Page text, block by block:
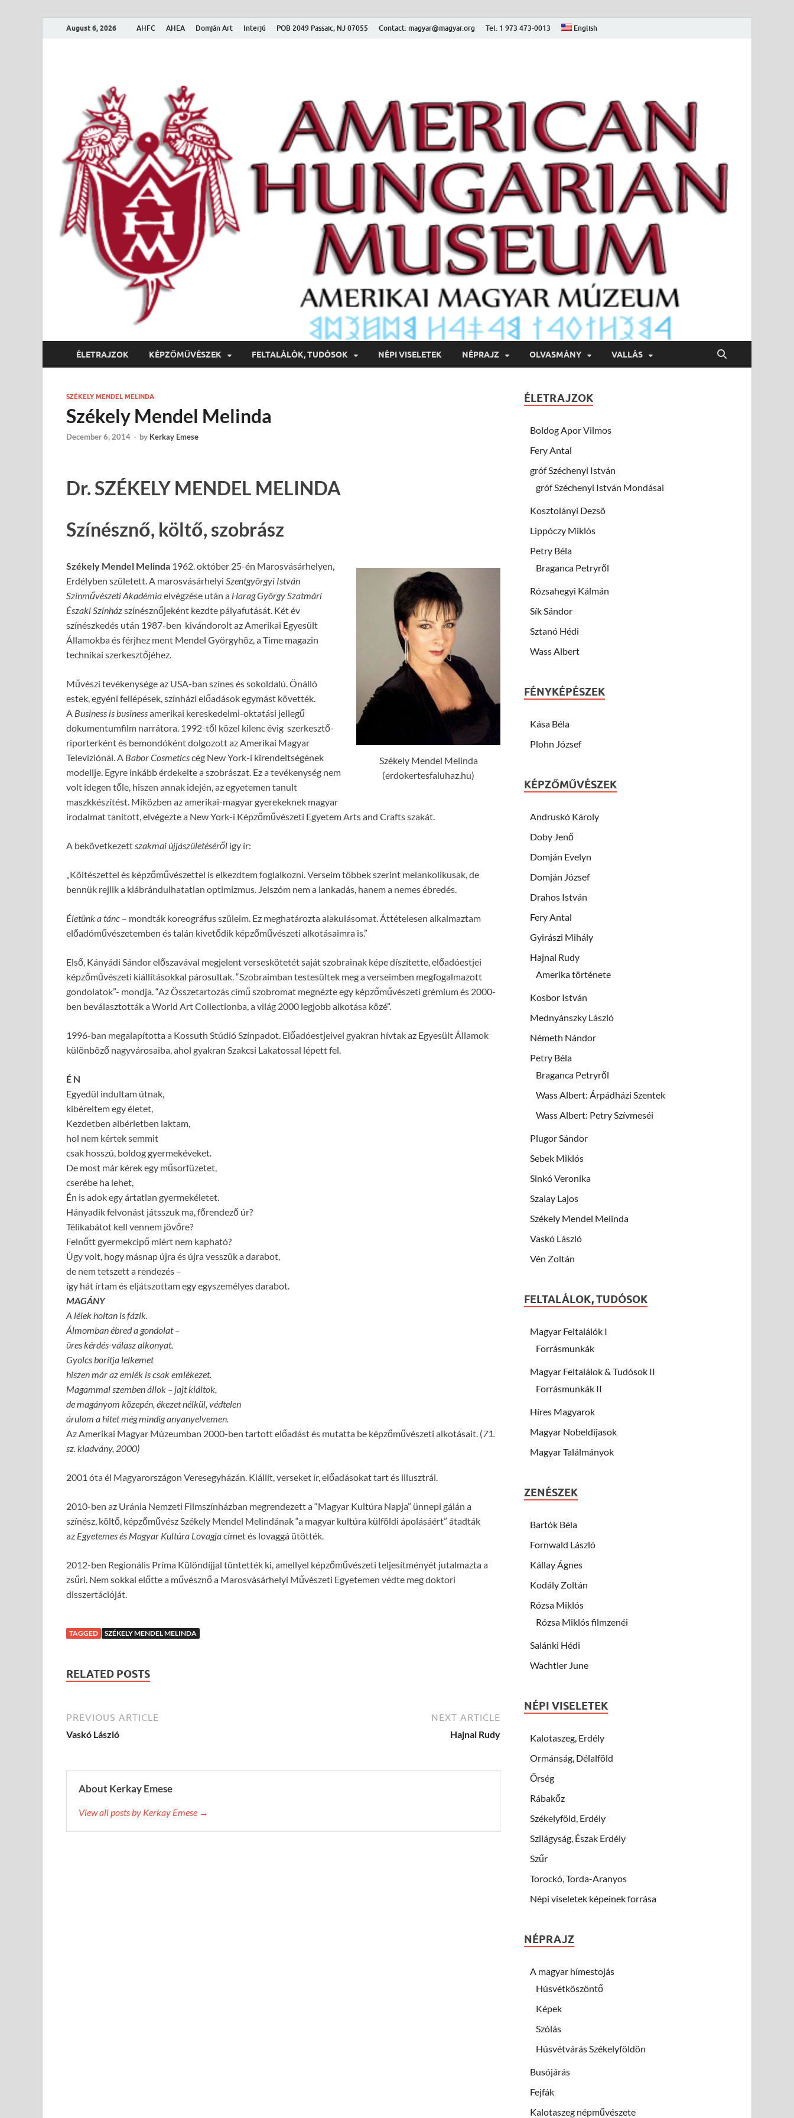
August 6, 2026 AHFC AHEA Domján Art Interjú POB 2049 Passaic, NJ 07055 Contact: magyar@magyar.org Tel: 1 973 473-0013 English
Amerikai Magyar Múzeum
ÉLETRAJZOK KÉPZŐMŰVÉSZEK FELTALÁLÓK, TUDÓSOK NÉPI VISELETEK NÉPRAJZ OLVASMÁNY VALLÁS
SZÉKELY MENDEL MELINDA
Székely Mendel Melinda
December 6, 2014 - by Kerkay Emese
Dr. SZÉKELY MENDEL MELINDA
Színésznő, költő, szobrász
Székely Mendel Melinda
(erdokertesfaluhaz.hu)
Székely Mendel Melinda 1962. október 25-én Marosvásárhelyen,
Erdélyben született. A marosvásárhelyi Szentgyörgyi István
Színművészeti Akadémiaelvégzése után a Harag György Szatmári
Északi Színházszínésznőjeként kezdte pályafutását. Két év
színészkedés után 1987-ben kivándorolt az Amerikai Egyesült
Államokba és férjhez ment Mendel Györgyhöz, a Time magazin
technikai szerkesztőjéhez.
Művészi tevékenysége az USA-ban színes és sokoldalú. Önálló
estek, egyéni fellépések, színházi előadások egymást követték.
A Business is businessamerikai kereskedelmi-oktatási jellegű
dokumentumfilm narrátora. 1992-től közel kilenc évig szerkesztő-
riporterként és bemondóként dolgozott az Amerikai Magyar
Televíziónál. A Babor Cosmeticscég New York-i kirendeltségének
modellje. Egyre inkább érdekelte a szobrászat. Ez a tevékenység nem
volt idegen tőle, hiszen annak idején, az egyetemen tanult
maszkkészítést. Miközben az amerikai-magyar gyerekeknek magyar
irodalmat tanított, elvégezte a New York-i Képzőművészeti Egyetem Arts and Crafts szakát.
A bekövetkezett szakmai újjászületéséről így ír:
„Költészettel és képzőművészettel is elkezdtem foglalkozni. Verseim többek szerint melankolikusak, de
bennük rejlik a kiábrándulhatatlan optimizmus. Jelszóm nem a lankadás, hanem a nemes ébredés.
Életünk a tánc – mondták koreográfus szüleim. Ez meghatározta alakulásomat. Áttételesen alkalmaztam
előadóművészetemben és talán kivetődik képzőművészeti alkotásaimra is.”
Első, Kányádi Sándor előszavával megjelent verseskötetét saját szobrainak képe díszítette, előadóestjei
képzőművészeti kiállításokkal párosultak. “Szobraimban testesültek meg a verseimben megfogalmazott
gondolatok”- mondja. “Az Összetartozás című szobromat megnézte egy képzőművészeti grémium és 2000-
ben beválasztották a World Art Collectionba, a világ 2000 legjobb alkotása közé”.
1996-ban megalapította a Kossuth Stúdió Színpadot. Előadóestjeivel gyakran hívtak az Egyesült Államok
különböző nagyvárosaiba, ahol gyakran Szakcsi Lakatossal lépett fel.
É N
Egyedül indultam útnak,
kibéreltem egy életet,
Kezdetben albérletben laktam,
hol nem kértek semmit
csak hosszú, boldog gyermekéveket.
De most már kérek egy műsorfüzetet,
cserébe ha lehet,
Én is adok egy ártatlan gyermekéletet.
Hányadik felvonást játsszuk ma, főrendező úr?
Télikabátot kell vennem jövőre?
Felnőtt gyermekcipő miért nem kapható?
Úgy volt, hogy másnap újra és újra vesszük a darabot,
de nem tetszett a rendezés –
így hát írtam és eljátszottam egy egyszemélyes darabot.
MAGÁNY
A lélek holtan is fázik.
Álmomban ébred a gondolat –
üres kérdés-válasz alkonyat.
Gyolcs borítja lelkemet
hiszen már az emlék is csak emlékezet.
Magammal szemben állok – jajt kiáltok,
de magányom közepén, ékezet nélkül, védtelen
árulom a hitet még mindig anyanyelvemen.
Az Amerikai Magyar Múzeumban 2000-ben tartott előadást és mutatta be képzőművészeti alkotásait. (71.
sz. kiadvány, 2000)
2001 óta él Magyarországon Veresegyházán. Kiállít, verseket ír, előadásokat tart és illusztrál.
2010-ben az Uránia Nemzeti Filmszínházban megrendezett a “Magyar Kultúra Napja” ünnepi gálán a
színész, költő, képzőművész Székely Mendel Melindának “a magyar kultúra külföldi ápolásáért” átadták
az Egyetemes és Magyar Kultúra Lovagjacímet és lovaggá ütötték.
2012-ben Regionális Príma Különdíjjal tüntették ki, amellyel képzőművészeti teljesítményét jutalmazta a
zsűri. Nem sokkal előtte a művésznő a Marosvásárhelyi Művészeti Egyetemen védte meg doktori
disszertációját.
TAGGED SZÉKELY MENDEL MELINDA
RELATED POSTS
PREVIOUS ARTICLE
Vaskó László
NEXT ARTICLE
Hajnal Rudy
About Kerkay Emese
View all posts by Kerkay Emese →
ÉLETRAJZOK
Boldog Apor Vilmos
Fery Antal
gróf Széchenyi István
gróf Széchenyi István Mondásai
Kosztolányi Dezsö
Lippóczy Miklós
Petry Béla
Braganca Petryről
Rózsahegyi Kálmán
Sík Sándor
Sztanó Hédi
Wass Albert
FÉNYKÉPÉSZEK
Kása Béla
Plohn József
KÉPZŐMŰVÉSZEK
Andruskó Károly
Doby Jenő
Domján Evelyn
Domján József
Drahos István
Fery Antal
Gyirászi Mihály
Hajnal Rudy
Amerika története
Kosbor István
Mednyánszky László
Németh Nándor
Petry Béla
Braganca Petryről
Wass Albert: Árpádházi Szentek
Wass Albert: Petry Szívmeséi
Plugor Sándor
Sebek Miklós
Sinkó Veronika
Szalay Lajos
Székely Mendel Melinda
Vaskó László
Vén Zoltán
FELTALÁLOK, TUDÓSOK
Magyar Feltalálók I
Forrásmunkák
Magyar Feltalálok & Tudósok II
Forrásmunkák II
Híres Magyarok
Magyar Nobeldíjasok
Magyar Találmányok
ZENÉSZEK
Bartók Béla
Fornwald László
Kállay Ágnes
Kodály Zoltán
Rózsa Miklós
Rózsa Miklós filmzenéi
Salánki Hédi
Wachtler June
NÉPI VISELETEK
Kalotaszeg, Erdély
Ormánság, Délalföld
Őrség
Rábakőz
Székelyföld, Erdély
Szilágyság, Észak Erdély
Szűr
Torockó, Torda-Aranyos
Népi viseletek képeinek forrása
NÉPRAJZ
A magyar hímestojás
Húsvétköszöntő
Képek
Szólás
Húsvétvárás Székelyföldön
Busójárás
Fejfák
Kalotaszeg népművészete